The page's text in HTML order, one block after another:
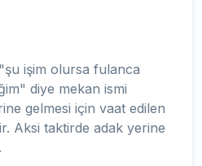
işim olursa fulanca
diye mekan ismi
gelmesi için vaat edilen
Aksi taktirde adak yerine